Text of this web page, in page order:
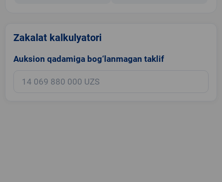
Zakalat kalkulyatori
Auksion qadamiga bog‘lanmagan taklif